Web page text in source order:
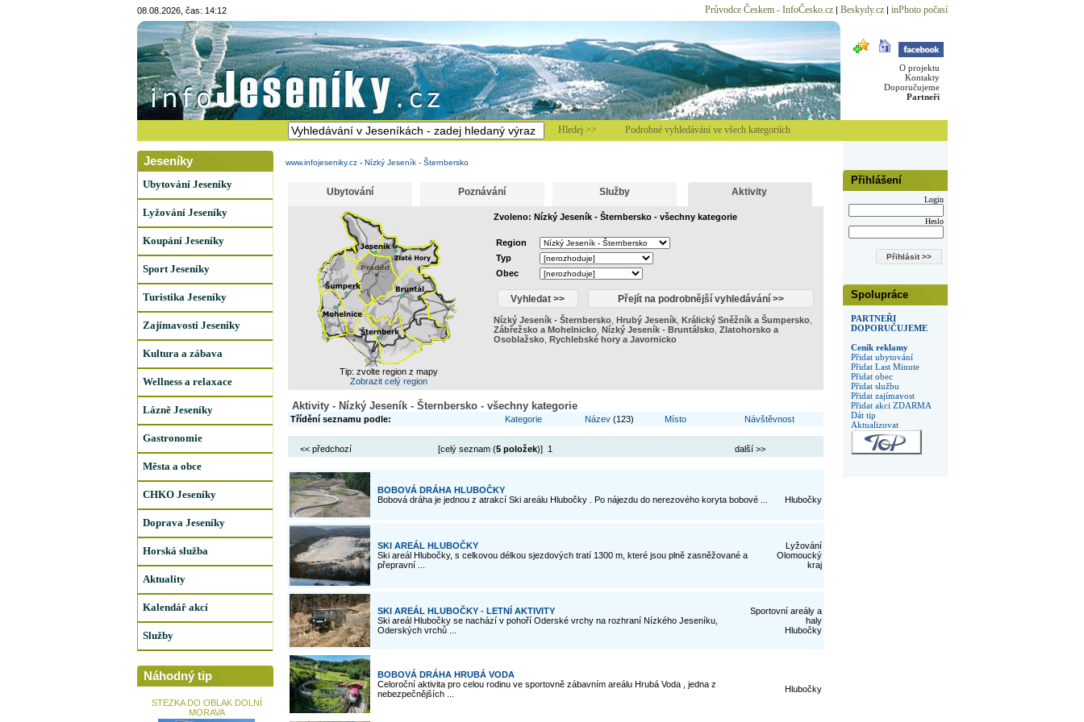
08.08.2026, čas: 14:12 Průvodce Českem - InfoČesko.cz| Beskydy.cz| inPhoto počasí
O projektu
Kontakty
Doporučujeme
Partneři
Hledej >> Podrobné vyhledávání ve všech kategoriích
Přihlášení
Login
Heslo
Spolupráce
PARTNEŘI
DOPORUČUJEME
Ceník reklamy
Přidat ubytování
Přidat Last Minute
Přidat obec
Přidat službu
Přidat zajímavost
Přidat akci ZDARMA
Dát tip
Aktualizovat
Jeseníky
Ubytování Jeseníky
Lyžování Jeseníky
Koupání Jeseníky
Sport Jeseníky
Turistika Jeseníky
Zajímavosti Jeseníky
Kultura a zábava
Wellness a relaxace
Lázně Jeseníky
Gastronomie
Města a obce
CHKO Jeseníky
Doprava Jeseníky
Horská služba
Aktuality
Kalendář akcí
Služby
Náhodný tip
STEZKA DO OBLAK DOLNÍ
MORAVA
www.infojeseniky.cz- Nízký Jeseník - Šternbersko
Ubytování Poznávání Služby Aktivity
Tip: zvolte region z mapy
Zobrazit celý region
Zvoleno: Nízký Jeseník - Šternbersko - všechny kategorie
Region
Typ
Obec
Nízký Jeseník - Šternbersko, Hrubý Jeseník, Králický Sněžník a Šumpersko,
Zábřežsko a Mohelnicko, Nízký Jeseník - Bruntálsko, Zlatohorsko a
Osoblažsko, Rychlebské hory a Javornicko
Aktivity - Nízký Jeseník - Šternbersko - všechny kategorie
Třídění seznamu podle: Kategorie Název(123) Místo Návštěvnost
<< předchozí [celý seznam (5 položek)] 1 další >>
BOBOVÁ DRÁHA HLUBOČKY
Bobová dráha je jednou z atrakcí Ski areálu Hlubočky . Po nájezdu do nerezového koryta bobové ...
Hlubočky
SKI AREÁL HLUBOČKY
Ski areál Hlubočky, s celkovou délkou sjezdových tratí 1300 m, které jsou plně zasněžované a
přepravní ...
Lyžování
Olomoucký
kraj
SKI AREÁL HLUBOČKY - LETNÍ AKTIVITY
Ski areál Hlubočky se nachází v pohoří Oderské vrchy na rozhraní Nízkého Jeseníku,
Oderských vrchů ...
Sportovní areály a
haly
Hlubočky
BOBOVÁ DRÁHA HRUBÁ VODA
Celoroční aktivita pro celou rodinu ve sportovně zábavním areálu Hrubá Voda , jedna z
nebezpečnějších ...
Hlubočky